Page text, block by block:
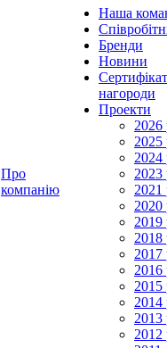
Про
компанію
Наша
Бренди
Новини
нагороди
Проекти
2026
2025
2024
2023
2021
2020
2019
2018
2017
2016
2015
2014
2013
2012